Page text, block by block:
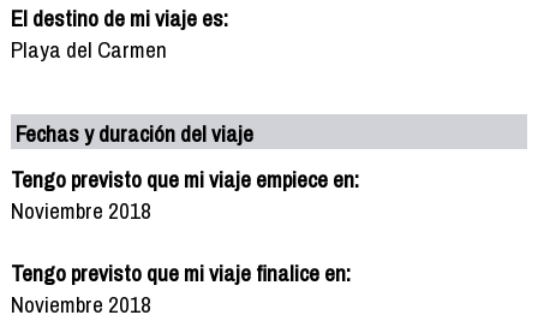
El destino de mi viaje es:
Playa del Carmen
Fechas y duración del viaje
Tengo previsto que mi viaje empiece en:
Noviembre 2018
Tengo previsto que mi viaje finalice en:
Noviembre 2018